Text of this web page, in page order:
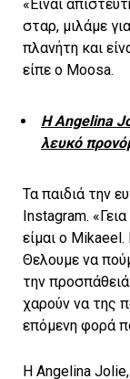
«Είναι
σταρ, μιλάμε
πλανήτη και
είπε ο Moosa.
H Angelina
λευκό
Τα παιδιά την
Instagram.
είμαι ο
Θελουμε να
την
χαρούν να της
επόμενη φορά
Η Angelina